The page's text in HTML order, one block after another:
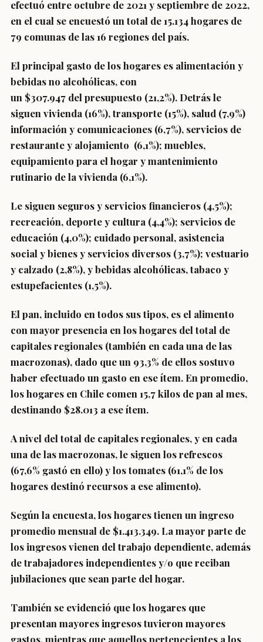
efectuó entre octubre de 2021 y septiembre de 2022,
en el cual se encuestó un total de 15.134 hogares de
79 comunas de las 16 regiones del país.
El principal gasto de los hogares es alimentación y
bebidas no alcohólicas, con
un $307.947 del presupuesto (21,2%). Detrás le
siguen vivienda (16%), transporte (15%), salud (7,9%)
información y comunicaciones (6,7%), servicios de
restaurante y alojamiento (6,1%); muebles,
equipamiento para el hogar y mantenimiento
rutinario de la vivienda (6,1%).
Le siguen seguros y servicios financieros (4,5%);
recreación, deporte y cultura (4,4%); servicios de
educación (4,0%); cuidado personal, asistencia
social y bienes y servicios diversos (3,7%); vestuario
y calzado (2,8%), y bebidas alcohólicas, tabaco y
estupefacientes (1,5%).
El pan, incluido en todos sus tipos, es el alimento
con mayor presencia en los hogares del total de
capitales regionales (también en cada una de las
macrozonas), dado que un 93,3% de ellos sostuvo
haber efectuado un gasto en ese ítem. En promedio,
los hogares en Chile comen 15,7 kilos de pan al mes,
destinando $28.013 a ese ítem.
A nivel del total de capitales regionales, y en cada
una de las macrozonas, le siguen los refrescos
(67,6% gastó en ello) y los tomates (61,1% de los
hogares destinó recursos a ese alimento).
Según la encuesta, los hogares tienen un ingreso
promedio mensual de $1.413.349. La mayor parte de
los ingresos vienen deltrabajo dependiente, además
detrabajadores independientes y/o que reciban
jubilaciones que sean parte del hogar.
También se evidenció que loshogares que
presentan mayores ingresos tuvieron mayores
gastos,mientras que aquellos pertenecientes a los